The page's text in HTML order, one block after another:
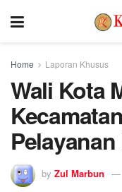
Home Laporan Khusus
Wali Kota
by Zul Marbun